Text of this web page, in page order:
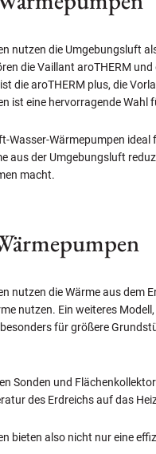
nutzen die Umgebungsluft
die Vaillant aroTHERM
die aroTHERM plus, die
ist eine hervorragende Wahl
Wasser-Wärmepumpen
aus der Umgebungsluft
macht.
nutzen die Wärme aus dem
nutzen. Ein weiteres
für größere
Sonden und
des Erdreichs auf das
bieten also nicht nur eine